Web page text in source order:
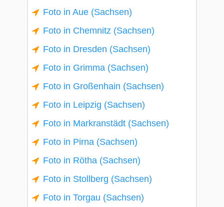
Foto in Aue (Sachsen)
Foto in Chemnitz (Sachsen)
Foto in Dresden (Sachsen)
Foto in Grimma (Sachsen)
Foto in Großenhain (Sachsen)
Foto in Leipzig (Sachsen)
Foto in Markranstädt (Sachsen)
Foto in Pirna (Sachsen)
Foto in Rötha (Sachsen)
Foto in Stollberg (Sachsen)
Foto in Torgau (Sachsen)